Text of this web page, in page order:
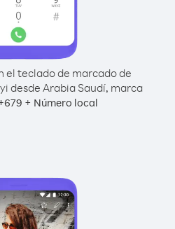
el teclado de marcado de
desde Arabia Saudí, marca
679 + Número local